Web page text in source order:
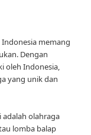
memang
Dengan
oleh Indonesia,
yang unik dan
adalah olahraga
lomba balap